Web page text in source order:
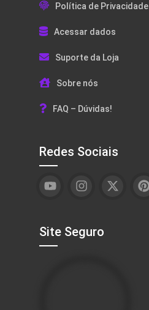
Política de Privacidade
Acessar dados
Suporte da Loja
Sobre nós
FAQ – Dúvidas!
Redes Sociais
Site Seguro